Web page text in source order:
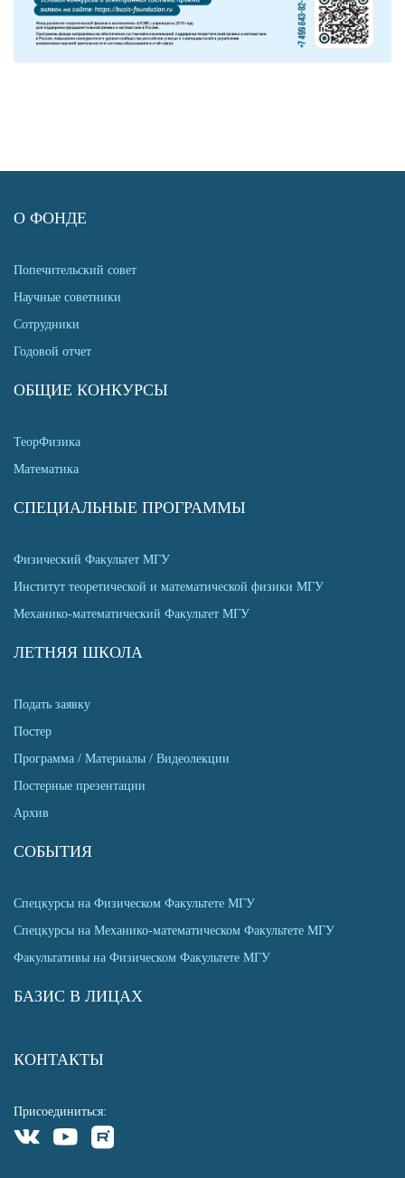
О ФОНДЕ
Попечительский совет
Научные советники
Сотрудники
Годовой отчет
ОБЩИЕ КОНКУРСЫ
ТеорФизика
Математика
СПЕЦИАЛЬНЫЕ ПРОГРАММЫ
Физический Факультет МГУ
Институт теоретической и математической физики МГУ
Механико-математический Факультет МГУ
ЛЕТНЯЯ ШКОЛА
Подать заявку
Постер
Программа / Материалы / Видеолекции
Постерные презентации
Архив
СОБЫТИЯ
Спецкурсы на Физическом Факультете МГУ
Спецкурсы на Механико-математическом Факультете МГУ
Факультативы на Физическом Факультете МГУ
БАЗИС В ЛИЦАХ
КОНТАКТЫ
Присоединиться: